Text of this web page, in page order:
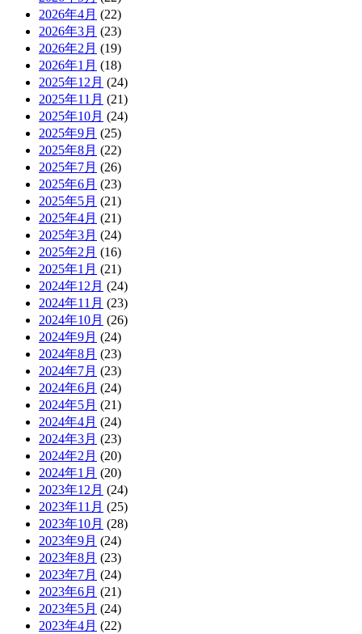
2026年4月 (22)
2026年3月 (23)
2026年2月 (19)
2026年1月 (18)
2025年12月 (24)
2025年11月 (21)
2025年10月 (24)
2025年9月 (25)
2025年8月 (22)
2025年7月 (26)
2025年6月 (23)
2025年5月 (21)
2025年4月 (21)
2025年3月 (24)
2025年2月 (16)
2025年1月 (21)
2024年12月 (24)
2024年11月 (23)
2024年10月 (26)
2024年9月 (24)
2024年8月 (23)
2024年7月 (23)
2024年6月 (24)
2024年5月 (21)
2024年4月 (24)
2024年3月 (23)
2024年2月 (20)
2024年1月 (20)
2023年12月 (24)
2023年11月 (25)
2023年10月 (28)
2023年9月 (24)
2023年8月 (23)
2023年7月 (24)
2023年6月 (21)
2023年5月 (24)
2023年4月 (22)